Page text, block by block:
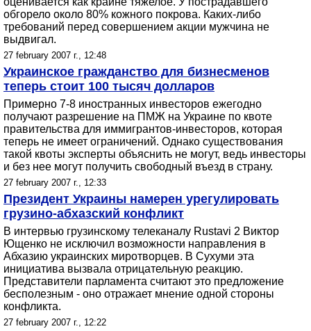
обгорело около 80% кожного покрова. Каких-либо
требований перед совершением акции мужчина не
выдвигал.
27 february 2007 г., 12:48
Украинское гражданство для бизнесменов
теперь стоит 100 тысяч долларов
Примерно 7-8 иностранных инвесторов ежегодно
получают разрешение на ПМЖ на Украине по квоте
правительства для иммигрантов-инвесторов, которая
теперь не имеет ограничений. Однако существования
такой квоты эксперты объяснить не могут, ведь инвесторы
и без нее могут получить свободный въезд в страну.
27 february 2007 г., 12:33
Президент Украины намерен урегулировать
грузино-абхазский конфликт
В интервью грузинскому телеканалу Rustavi 2 Виктор
Ющенко не исключил возможности направления в
Абхазию украинских миротворцев. В Сухуми эта
инициатива вызвала отрицательную реакцию.
Представители парламента считают это предложение
бесполезным - оно отражает мнение одной стороны
конфликта.
27 february 2007 г., 12:22